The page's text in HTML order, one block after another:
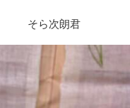
そら次朗君